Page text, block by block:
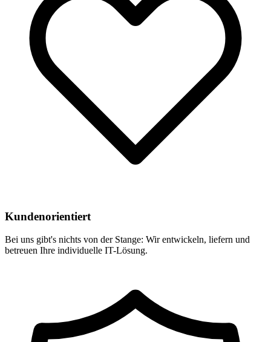
Kundenorientiert
Bei uns gibt's nichts von der Stange: Wir entwickeln, liefern und
betreuen Ihre individuelle IT-Lösung.